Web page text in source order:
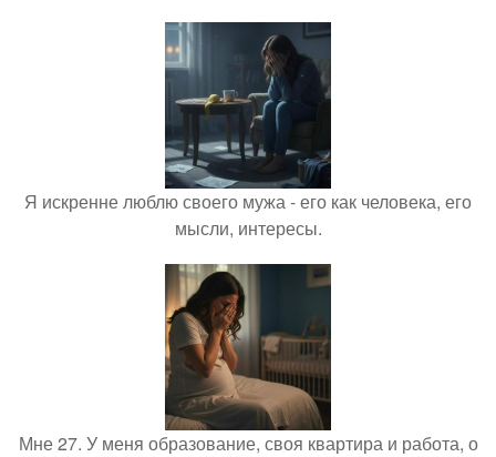
Я искренне люблю своего мужа - его как человека, его
мысли, интересы.
Мне 27. У меня образование, своя квартира и работа, о